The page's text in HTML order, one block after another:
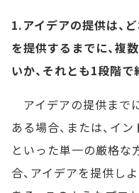
1.アイデアの提供は、
を提供するまでに、複
いか、それとも1段階で
アイデアの提供まで
ある場合、または、イ
といった単一の厳格な
合、アイデアを提供し